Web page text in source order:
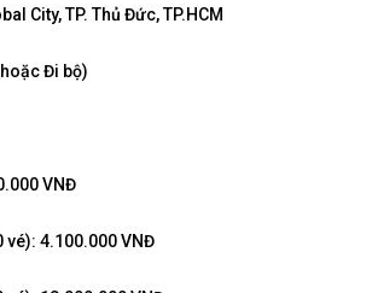
City, TP. Thủ Đức, TP.HCM
hoặc Đi bộ)
VNĐ
vé): 4.100.000 VNĐ